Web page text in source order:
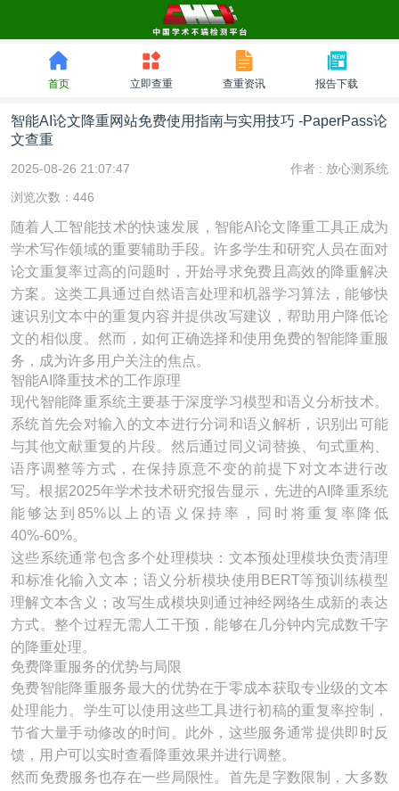
首页 立即查重 查重资讯 报告下载
智能AI论文降重网站免费使用指南与实用技巧 -PaperPass论
文查重
2025-08-26 21:07:47 作者 : 放心测系统
浏览次数：446
随着人工智能技术的快速发展，智能AI论文降重工具正成为
学术写作领域的重要辅助手段。许多学生和研究人员在面对
论文重复率过高的问题时，开始寻求免费且高效的降重解决
方案。这类工具通过自然语言处理和机器学习算法，能够快
速识别文本中的重复内容并提供改写建议，帮助用户降低论
文的相似度。然而，如何正确选择和使用免费的智能降重服
务，成为许多用户关注的焦点。
智能AI降重技术的工作原理
现代智能降重系统主要基于深度学习模型和语义分析技术。
系统首先会对输入的文本进行分词和语义解析，识别出可能
与其他文献重复的片段。然后通过同义词替换、句式重构、
语序调整等方式，在保持原意不变的前提下对文本进行改
写。根据2025年学术技术研究报告显示，先进的AI降重系统
能够达到85%以上的语义保持率，同时将重复率降低
40%-60%。
这些系统通常包含多个处理模块：文本预处理模块负责清理
和标准化输入文本；语义分析模块使用BERT等预训练模型
理解文本含义；改写生成模块则通过神经网络生成新的表达
方式。整个过程无需人工干预，能够在几分钟内完成数千字
的降重处理。
免费降重服务的优势与局限
免费智能降重服务最大的优势在于零成本获取专业级的文本
处理能力。学生可以使用这些工具进行初稿的重复率控制，
节省大量手动修改的时间。此外，这些服务通常提供即时反
馈，用户可以实时查看降重效果并进行调整。
然而免费服务也存在一些局限性。首先是字数限制，大多数